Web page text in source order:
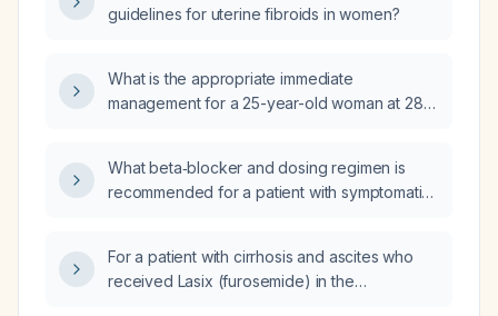
guidelines for uterine fibroids in women?
What is the appropriate immediate
management for a 25-year-old woman at 28
and oral nifedipine still 180/140 mmHg)?
What beta‑blocker and dosing regimen is
recommended for a patient with symptomatic
For a patient with cirrhosis and ascites who
received Lasix (furosemide) in the